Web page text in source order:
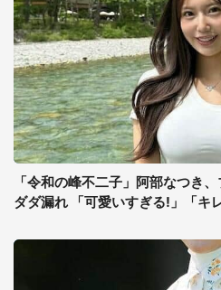
「令和の峰不二子」阿部なつき
ダダ漏れ 「可愛いすぎる!」「キ